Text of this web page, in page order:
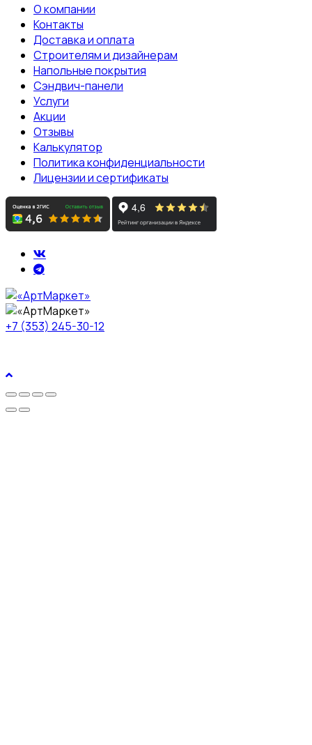
О компании
Контакты
Доставка и оплата
Строителям и дизайнерам
Напольные покрытия
Сэндвич-панели
Услуги
Акции
Отзывы
Калькулятор
Политика конфиденциальности
Лицензии и сертификаты
+7 (353) 245-30-12